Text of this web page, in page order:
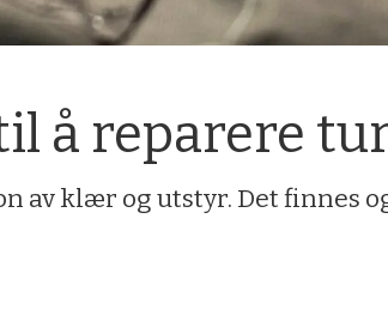
å reparere
av klær og utstyr. Det finnes